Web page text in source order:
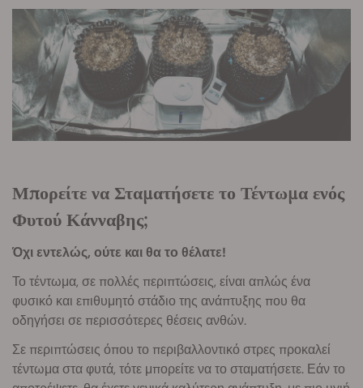
Μπορείτε να Σταματήσετε το Τέντωμα ενός
Φυτού Κάνναβης;
Όχι εντελώς, ούτε και θα το θέλατε!
Το τέντωμα, σε πολλές περιπτώσεις, είναι απλώς ένα
φυσικό και επιθυμητό στάδιο της ανάπτυξης που θα
οδηγήσει σε περισσότερες θέσεις ανθών.
Σε περιπτώσεις όπου το περιβαλλοντικό στρες προκαλεί
τέντωμα στα φυτά, τότε μπορείτε να το σταματήσετε. Εάν το